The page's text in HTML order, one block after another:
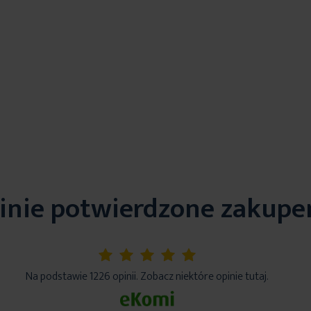
potwierdzone
5%
Na podstawie 1226 opinii. Zobacz niektóre opinie tutaj.